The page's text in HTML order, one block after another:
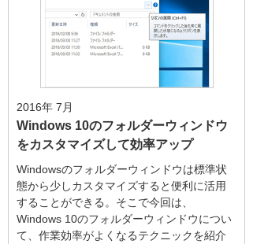
2016年 7月
Windows 10のフォルダーウィンドウ
をカスタマイズして効率アップ
Windowsのフォルダーウィンドウは標準状
態から少しカスタマイズすると便利に活用
することができる。そこで今回は、
Windows 10のフォルダーウィンドウについ
て、作業効率がよくなるテクニックを紹介